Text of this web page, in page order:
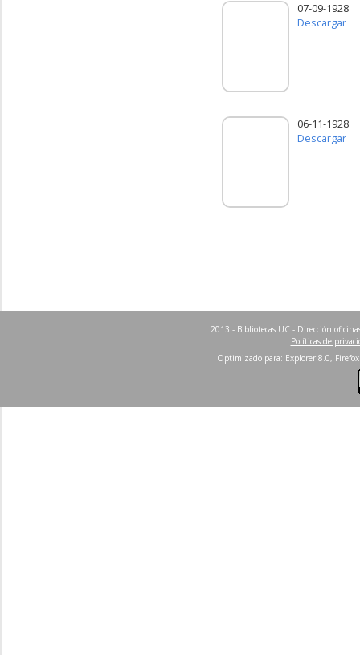
07-09-1928
Descargar
06-11-1928
Descargar
2013 - Bibliotecas UC - Dirección
Políticas de
Optimizado para: Explorer 8.0,